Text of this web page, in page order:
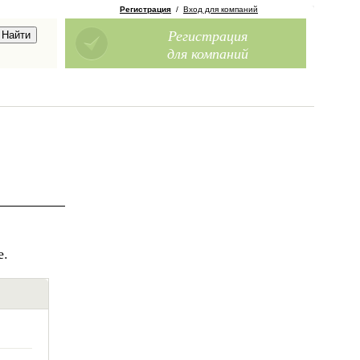
Регистрация / Вход для компаний
Регистрация
для компаний